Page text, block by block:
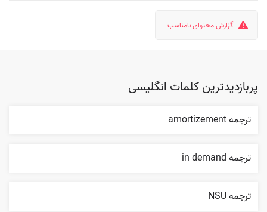
گزارش محتوای نامناسب
پربازدیدترین کلمات انگلیسی
ترجمه amortizement
ترجمه in demand
ترجمه NSU